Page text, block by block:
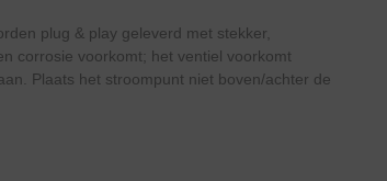
plug & play geleverd met stekker,
corrosie voorkomt; het ventiel voorkomt
Plaats het stroompunt niet boven/achter de